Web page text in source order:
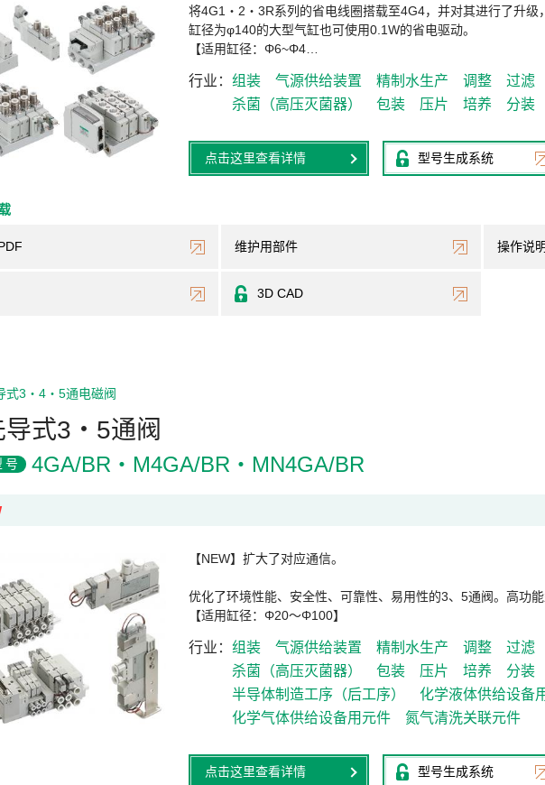
将4G1・2・3R系列的省电线圈搭载至4G4，并对其进行了升级
缸径为φ140的大型气缸也可使用0.1W的省电驱动。
【适用缸径：Φ6~Φ4…
行业 组装 气源供给装置 精制水生产 调整 过滤
杀菌（高压灭菌器）
包装 压片 培养 分装
点击这里查看详情 型号生成系统
维护用部件 操作说
3D CAD
式3・4・5通电磁阀
导式3・5通阀
号 4GA/BR・M4GA/BR・MN4GA/BR
【NEW】扩大了对应通信。
优化了环境性能、安全性、可靠性、易用性的3、5通阀。高功能
【适用缸径：Φ20～Φ100】
行业 组装 气源供给装置 精制水生产 调整 过滤
杀菌（高压灭菌器）
包装 压片 培养 分装
半导体制造工序（后工序）
化学液体供给设备
化学气体供给设备用元件
氮气清洗关联元件
点击这里查看详情 型号生成系统